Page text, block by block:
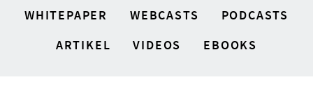
WHITEPAPER WEBCASTS
PODCASTS
ARTIKEL
VIDEOS EBOOKS